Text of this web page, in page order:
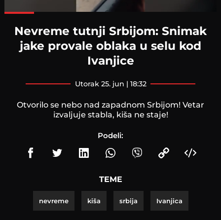
Nevreme tutnji Srbijom: Snimak
jake provale oblaka u selu kod
Ivanjice
utorak 25. jun | 18:32
Otvorilo se nebo nad zapadnom Srbijom! Vetar
izvaljuje stabla, kiša ne staje!
Podeli:
TEME
nevreme kiša srbija Ivanjica